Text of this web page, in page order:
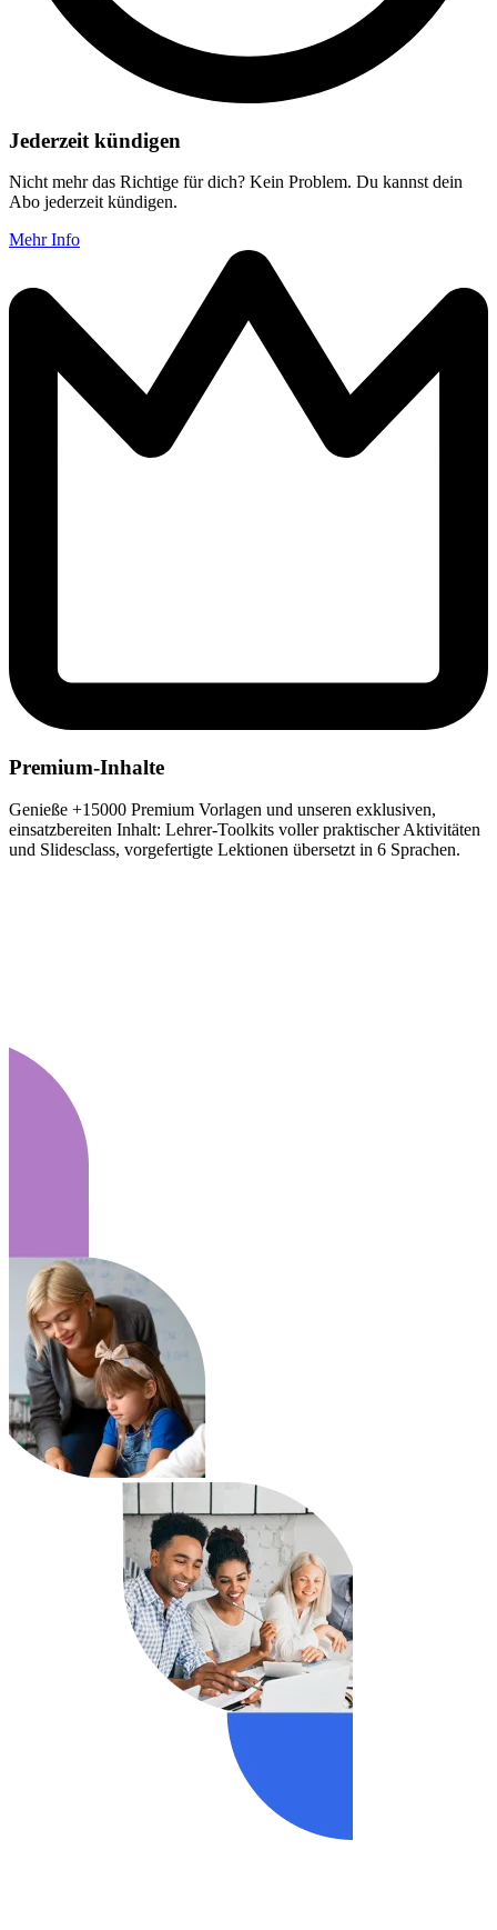
Jederzeit kündigen
Nicht mehr das Richtige für dich? Kein Problem. Du kannst dein
Abo jederzeit kündigen.
Mehr Info
Premium-Inhalte
Genieße +15000 Premium Vorlagen und unseren exklusiven,
einsatzbereiten Inhalt: Lehrer-Toolkits voller praktischer Aktivitäten
und Slidesclass, vorgefertigte Lektionen übersetzt in 6 Sprachen.